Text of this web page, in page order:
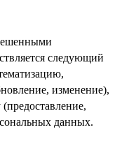
следующий
изменение),
данных.